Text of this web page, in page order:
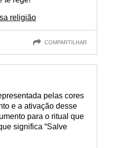
religião
COMPARTILHAR
pelas cores
e a ativação desse
para o ritual que
significa “Salve